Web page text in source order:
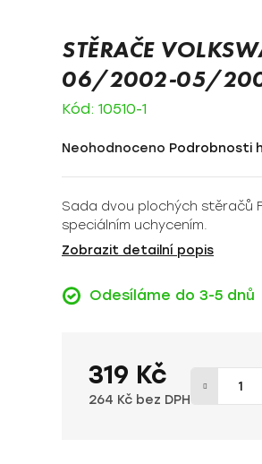
STĚRAČE
06/2002-05/
Kód: 10510-1
Průměrné
je
0,0
z
hvězdiček.
Neohodnoceno Podrobnosti
Sada dvou plochých stěračů
speciálním uchycením.
Zobrazit detailní popis
Odesíláme do 3-5 dnů
319 Kč
264 Kč bez DPH